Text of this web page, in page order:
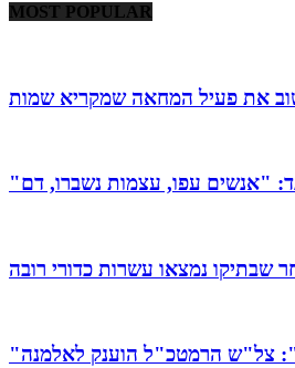
MOST POPULAR
שבתיקו נמצאו עשרות כדורי רובה
צל"ש הרמטכ"ל הוענק לאלמנה